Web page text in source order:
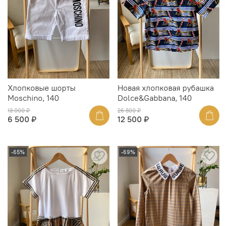
Хлопковые шорты
Moschino, 140
13 000 ₽
6 500 ₽
Новая хлопковая рубашка
Dolce&Gabbana, 140
26 800 ₽
12 500 ₽
-65% -69%